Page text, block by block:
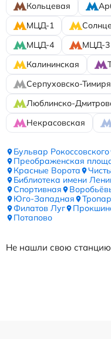
Кольцевая
МЦД-1
МЦД-4
МЦД-3
Калининская
Серпуховско-
Люблинско-
Некрасовская
Бульвар Рокоссовского
Преображенская
Красные Ворота
Библиотека имени
Спортивная
Юго-Западная
Филатов Луг
Потапово
Не нашли свою